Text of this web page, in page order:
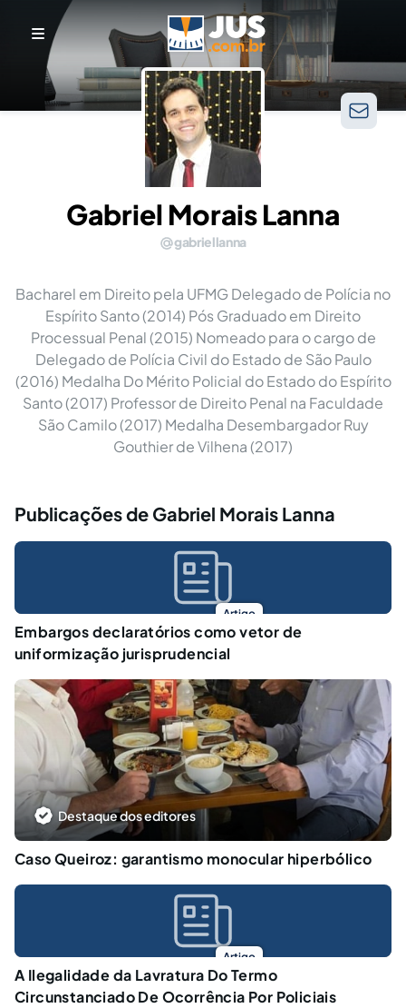
Gabriel Morais Lanna
gabriellanna
Bacharel em Direito pela UFMG Delegado de Polícia no
Espírito Santo (2014) Pós Graduado em Direito
Processual Penal (2015) Nomeado para o cargo de
Delegado de Polícia Civil do Estado de São Paulo
(2016) Medalha Do Mérito Policial do Estado do Espírito
Santo (2017) Professor de Direito Penal na Faculdade
São Camilo (2017) Medalha Desembargador Ruy
Gouthier de Vilhena (2017)
Publicações de Gabriel Morais Lanna
Artigo
Embargos declaratórios como vetor de
uniformização jurisprudencial
Destaque dos editores
Caso Queiroz: garantismo monocular hiperbólico
Artigo
A Ilegalidade da Lavratura Do Termo
Circunstanciado De Ocorrência Por Policiais